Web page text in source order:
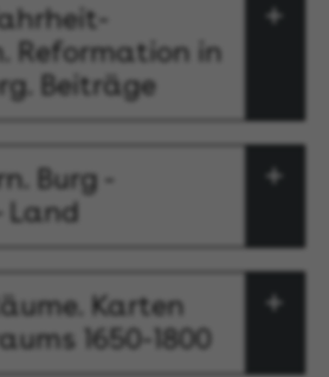
Reformation in
Beiträge
Burg -
Land
Karten
1650-1800